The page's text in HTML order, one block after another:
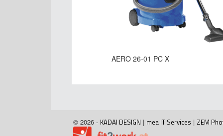
AERO 26-01 PC X
© 2026 - KADAI DESIGN | mea IT Services | ZEM